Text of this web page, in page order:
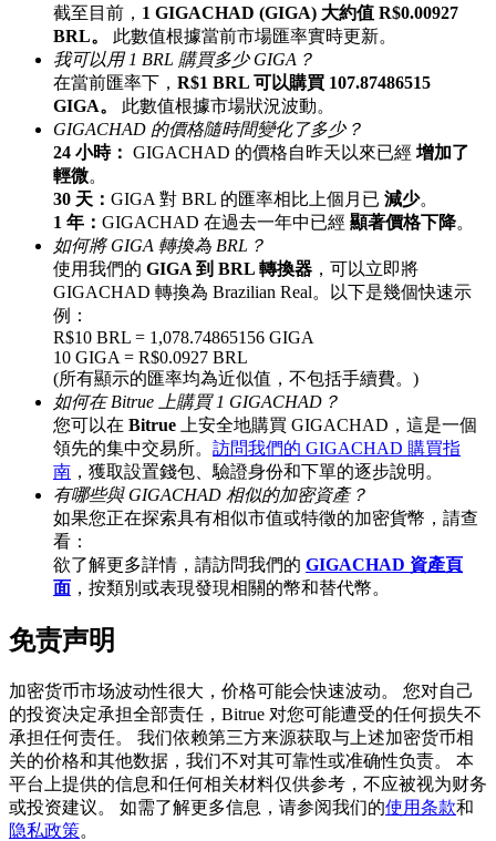
邀请好友
邀請朋友獲得現金獎勵
BTC 專享獎勵
BTC 專享獎勵
充值並交易BTC瓜分 25,000 USDT 獎池！
充值CASHCAT & 赢取
瓜分 500000 CASHCAT 獎池
BitMart 用戶遷移專享
註冊&交易贏 500,000 USDT
截至目前， 1 GIGACHAD (GIGA) 大約值 R$0.00927
BRL。
此數值根據當前市場匯率實時更新。
我可以用 1 BRL 購買多少 GIGA？
在當前匯率下， R$1 BRL 可以購買 107.87486515
GIGA。
此數值根據市場狀況波動。
GIGACHAD 的價格隨時間變化了多少？
24 小時： GIGACHAD 的價格自昨天以來已經 增加了
輕微。
30 天： GIGA 對 BRL 的匯率相比上個月已 減少。
1 年： GIGACHAD 在過去一年中已經 顯著價格下降。
如何將 GIGA 轉換為 BRL？
使用我們的 GIGA 到 BRL 轉換器 ，可以立即將
GIGACHAD 轉換為 Brazilian Real。以下是幾個快速示
例：
R$10 BRL = 1,078.74865156 GIGA
10 GIGA = R$0.0927 BRL
(所有顯示的匯率均為近似值，不包括手續費。)
如何在 Bitrue 上購買 1 GIGACHAD？
您可以在 Bitrue 上安全地購買 GIGACHAD，這是一個
領先的集中交易所。 訪問我們的 GIGACHAD 購買指
南 ，獲取設置錢包、驗證身份和下單的逐步說明。
有哪些與 GIGACHAD 相似的加密資產？
如果您正在探索具有相似市值或特徵的加密貨幣，請查
看：
欲了解更多詳情，請訪問我們的 GIGACHAD 資產頁
面 ，按類別或表現發現相關的幣和替代幣。
免责声明
加密货币市场波动性很大，价格可能会快速波动。 您对自己
的投资决定承担全部责任，Bitrue 对您可能遭受的任何损失不
承担任何责任。 我们依赖第三方来源获取与上述加密货币相
关的价格和其他数据，我们不对其可靠性或准确性负责。 本
平台上提供的信息和任何相关材料仅供参考，不应被视为财务
或投资建议。 如需了解更多信息，请参阅我们的使用条款和
隐私政策。